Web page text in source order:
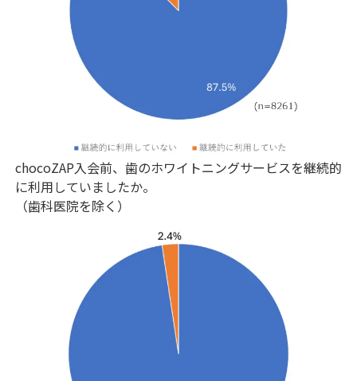
chocoZAP入会前、歯のホワイトニングサービスを継続的
に利用していましたか。
（歯科医院を除く）